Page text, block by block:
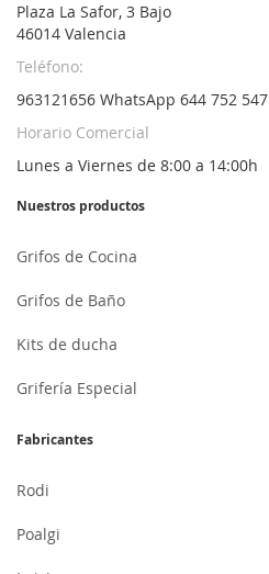
Plaza La Safor, 3 Bajo
46014 Valencia
Teléfono:
963121656 WhatsApp 644 752 547
Horario Comercial
Lunes a Viernes de 8:00 a 14:00h
Nuestros productos
Grifos de Cocina
Grifos de Baño
Kits de ducha
Grifería Especial
Fabricantes
Rodi
Poalgi